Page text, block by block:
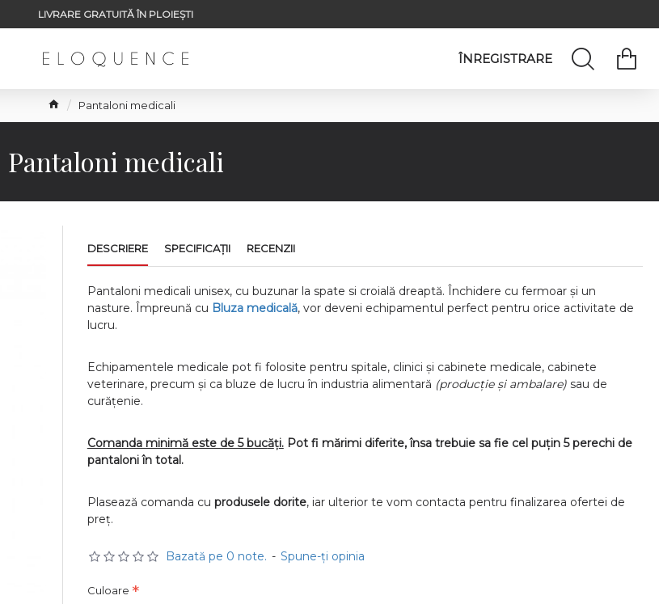
LIVRARE GRATUITĂ ÎN PLOIEȘTI
ÎNREGISTRARE
Pantaloni medicali
Pantaloni medicali
DESCRIERE SPECIFICAŢII RECENZII
Pantaloni medicali unisex, cu buzunar la spate si croială dreaptă. Închidere cu fermoar și un
nasture. Împreună cu Bluza medicală, vor deveni echipamentul perfect pentru orice activitate de
lucru.
Echipamentele medicale pot fi folosite pentru spitale, clinici și cabinete medicale, cabinete
veterinare, precum și ca bluze de lucru în industria alimentară (producție și ambalare)sau de
curățenie.
Comanda minimă este de 5 bucăți. Pot fi mărimi diferite, însa trebuie sa fie cel puțin 5 perechi de
pantaloni în total.
Plasează comanda cu produsele dorite, iar ulterior te vom contacta pentru finalizarea ofertei de
preț.
Bazată pe 0 note. - Spune-ţi opinia
Culoare